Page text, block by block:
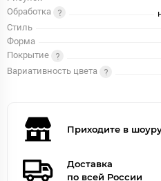
Обработка
Стиль
Форма
Покрытие
Вариативность цвета
Приходите в
Доставка
по всей России